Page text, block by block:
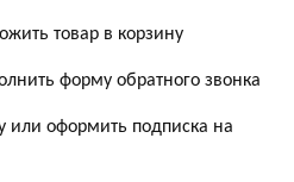
товар в корзину
форму обратного звонка
или оформить подписка на